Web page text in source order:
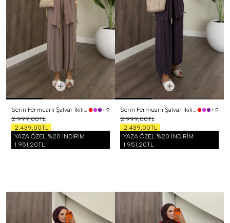
Serin Fermuarlı Şalvar İkili Takım Vizon
+2
2.999,00TL
2.439,00TL
YAZA ÖZEL %20 İNDİRİM
1.951,20TL
Serin Fermuarlı Şalvar İkili Takım Mor
+2
2.999,00TL
2.439,00TL
YAZA ÖZEL %20 İNDİRİM
1.951,20TL